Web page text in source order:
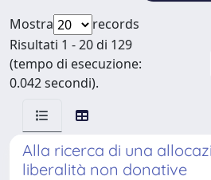
Mostra
records
Risultati 1 - 20 di 129
(tempo di esecuzione:
0.042 secondi).
Alla ricerca di una
liberalità non donative